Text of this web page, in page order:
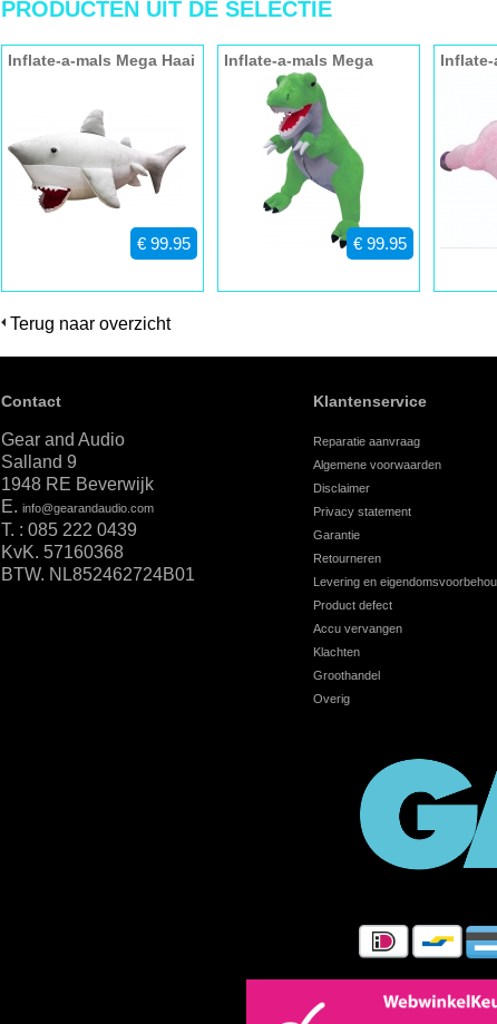
PRODUCTEN UIT DE SELECTIE
Inflate-a-mals Mega Haai
€ 99.95
Inflate-a-mals Mega
opblaas Dino 150cm
€ 99.95
Inflate-
Terug naar overzicht
Contact
Gear and Audio
Salland 9
1948 RE Beverwijk
E. info@gearandaudio.com
T. : 085 222 0439
KvK. 57160368
BTW. NL852462724B01
Klantenservice
Reparatie aanvraag
Algemene voorwaarden
Disclaimer
Privacy statement
Garantie
Retourneren
Levering en
Product defect
Accu vervangen
Klachten
Groothandel
Overig